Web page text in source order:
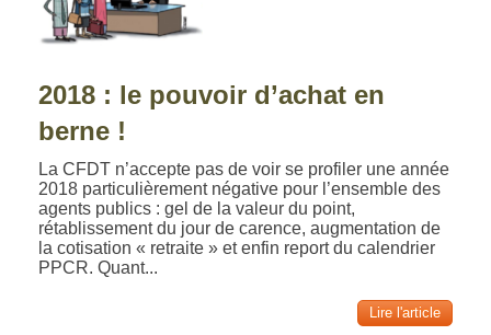
2018 : le pouvoir d’achat en
berne !
La CFDT n’accepte pas de voir se profiler une année
2018 particulièrement négative pour l’ensemble des
agents publics : gel de la valeur du point,
rétablissement du jour de carence, augmentation de
la cotisation « retraite » et enfin report du calendrier
PPCR. Quant...
Lire l'article